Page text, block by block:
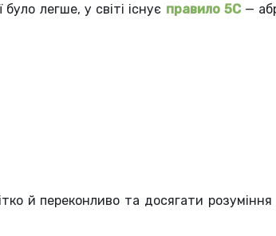
легше, у світі існує правило 5C—
й переконливо та досягати